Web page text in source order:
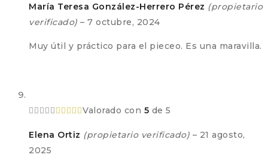
María Teresa González-Herrero Pérez (propietario
verificado) – 7 octubre, 2024
Muy útil y práctico para el pieceo. Es una maravilla.
Valorado con 5 de 5
Elena Ortiz (propietario verificado) – 21 agosto,
2025